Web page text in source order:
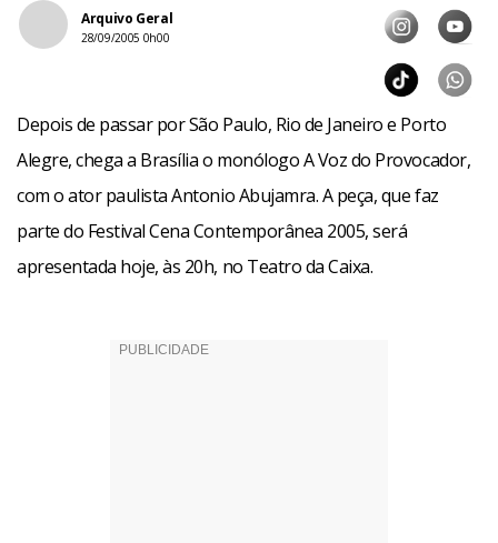
Arquivo Geral
28/09/2005 0h00
Depois de passar por São Paulo, Rio de Janeiro e Porto
Alegre, chega a Brasília o monólogo A Voz do Provocador,
com o ator paulista Antonio Abujamra. A peça, que faz
parte do Festival Cena Contemporânea 2005, será
apresentada hoje, às 20h, no Teatro da Caixa.